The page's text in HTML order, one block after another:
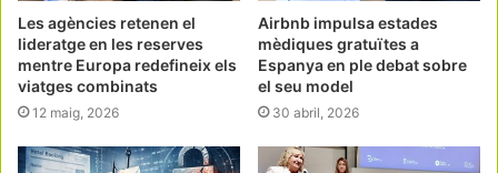
Les agències retenen el
lideratge en les reserves
mentre Europa redefineix els
viatges combinats
12 maig, 2026
Airbnb impulsa estades
mèdiques gratuïtes a
Espanya en ple debat sobre
el seu model
30 abril, 2026